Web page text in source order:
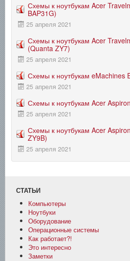
Схемы к ноутбукам Acer
BAP31G)
25 апреля 2021
Схемы к ноутбукам Acer
(Quanta ZY7)
25 апреля 2021
Схемы к ноутбукам eMachines
25 апреля 2021
Схемы к ноутбукам Acer
25 апреля 2021
Схемы к ноутбукам Acer
ZY9B)
25 апреля 2021
СТАТЬИ
Компьютеры
Ноутбуки
Оборудование
Операционные системы
Как работает?!
Это интересно
Заметки